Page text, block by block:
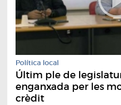
Política local
Últim ple de
enganxada per les
crèdit